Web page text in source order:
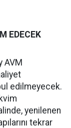
EDECEK
AVM
edilmeyecek.
yenilenen
tekrar